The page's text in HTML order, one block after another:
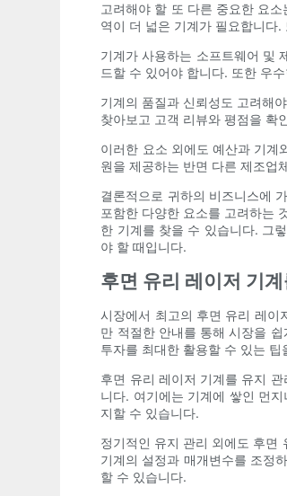
고려해야 할 또 다른 중요한 요
역이 더 넓은 기계가 필요합니다
기계가 사용하는 소프트웨어 및
드할 수 있어야 합니다. 또한 우
기계의 품질과 신뢰성도 고려해
찾아보고 고객 리뷰와 평점을 확
이러한 요소 외에도 예산과 기계
원을 제공하는 반면 다른 제조업
결론적으로 귀하의 비즈니스에
포함한 다양한 요소를 고려하는
한 기계를 찾을 수 있습니다. 그
야 할 때입니다.
후면 유리 레이저 기
시장에서 최고의 후면 유리 레이
만 적절한 안내를 통해 시장을
투자를 최대한 활용할 수 있는 팁
후면 유리 레이저 기계를 유지
니다. 여기에는 기계에 쌓인 먼
지할 수 있습니다.
정기적인 유지 관리 외에도 후면
기계의 설정과 매개변수를 조정
할 수 있습니다.